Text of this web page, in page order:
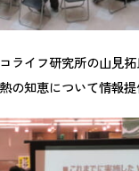
ライフ研究所の山見
の知恵について情報提